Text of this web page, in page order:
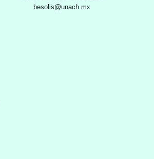
besolis@unach.mx